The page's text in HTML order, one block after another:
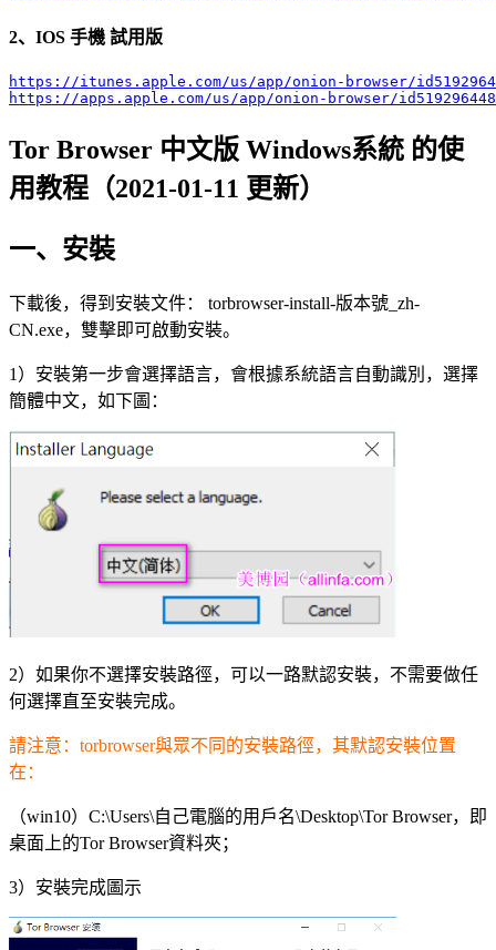
2、IOS 手機 試用版
https://itunes.apple.com/us/app/onion-browser/
https://apps.apple.com/us/app/onion-browser/id519296448
Tor Browser 中文版 Windows系統 的使
用教程（2021-01-11 更新）
一、安裝
下載後，得到安裝文件： torbrowser-install-版本號_zh-
CN.exe，雙擊即可啟動安裝。
1）安裝第一步會選擇語言，會根據系統語言自動識別，選擇
簡體中文，如下圖：
2）如果你不選擇安裝路徑，可以一路默認安裝，不需要做任
何選擇直至安裝完成。
請注意：torbrowser與眾不同的安裝路徑，其默認安裝位置
在：
（win10）C:\Users\自己電腦的用戶名\Desktop\Tor Browser，即
桌面上的Tor Browser資料夾；
3）安裝完成圖示